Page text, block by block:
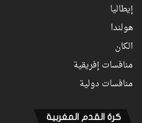
إيطاليا
هولندا
الكان
منافسات إفريقية
منافسات دولية
كرة القدم المغربية